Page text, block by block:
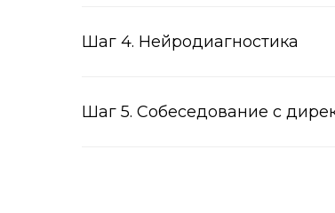
Шаг 4. Нейродиагностика
Шаг 5. Собеседование с